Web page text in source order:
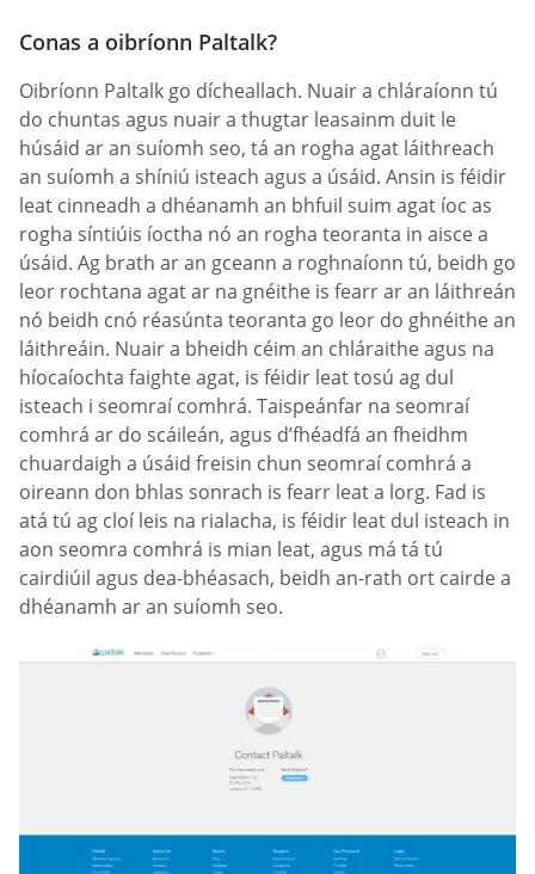
Conas a oibríonn Paltalk?
Oibríonn Paltalk go dícheallach. Nuair a chláraíonn tú
do chuntas agus nuair a thugtar leasainm duit le
húsáid ar an suíomh seo, tá an rogha agat láithreach
an suíomh a shíniú isteach agus a úsáid. Ansin is féidir
leat cinneadh a dhéanamh an bhfuil suim agat íoc as
rogha síntiúis íoctha nó an rogha teoranta in aisce a
úsáid. Ag brath ar an gceann a roghnaíonn tú, beidh go
leor rochtana agat ar na gnéithe is fearr ar an láithreán
nó beidh cnó réasúnta teoranta go leor do ghnéithe an
láithreáin. Nuair a bheidh céim an chláraithe agus na
híocaíochta faighte agat, is féidir leat tosú ag dul
isteach i seomraí comhrá. Taispeánfar na seomraí
comhrá ar do scáileán, agus d’fhéadfá an fheidhm
chuardaigh a úsáid freisin chun seomraí comhrá a
oireann don bhlas sonrach is fearr leat a lorg. Fad is
atá tú ag cloí leis na rialacha, is féidir leat dul isteach in
aon seomra comhrá is mian leat, agus má tá tú
cairdiúil agus dea-bhéasach, beidh an-rath ort cairde a
dhéanamh ar an suíomh seo.